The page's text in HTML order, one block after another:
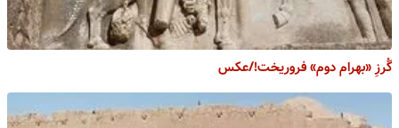
گُرزِ «بهرام دوم» فروریخت!/عکس